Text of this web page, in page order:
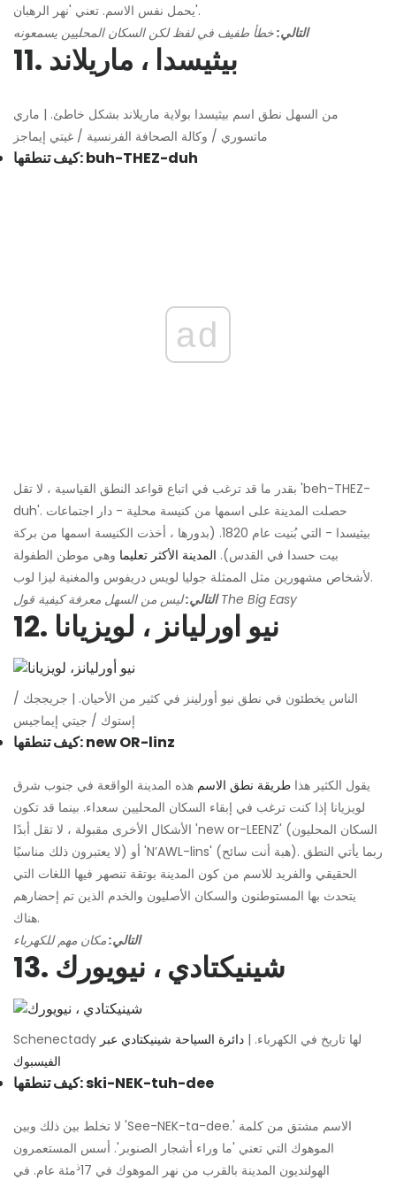
يحمل نفس الاسم. تعني 'نهر الرهبان'.
التالي:خطأ طفيف في لفظ لكن السكان المحليين يسمعونه
11. بيثيسدا ، ماريلاند
من السهل نطق اسم بيثيسدا بولاية ماريلاند بشكل خاطئ. | ماري
ماتسوري / وكالة الصحافة الفرنسية / غيتي إيماجز
كيف تنطقها: buh-THEZ-duh
ad
بقدر ما قد ترغب في اتباع قواعد النطق القياسية ، لا تقل 'beh-THEZ-
duh'. حصلت المدينة على اسمها من كنيسة محلية - دار اجتماعات
بيثيسدا - التي بُنيت عام 1820. (بدورها ، أخذت الكنيسة اسمها من بركة
بيت حسدا في القدس). المدينة الأكثر تعليما وهي موطن الطفولة
لأشخاص مشهورين مثل الممثلة جوليا لويس دريفوس والمغنية ليزا لوب.
التالي:ليس من السهل معرفة كيفية قول The Big Easy
12. نيو اورليانز ، لويزيانا
الناس يخطئون في نطق نيو أورلينز في كثير من الأحيان. | جريججك /
إستوك / جيتي إيماجيس
كيف تنطقها: new OR-linz
يقول الكثير هذا طريقة نطق الاسم هذه المدينة الواقعة في جنوب شرق
لويزيانا إذا كنت ترغب في إبقاء السكان المحليين سعداء. بينما قد تكون
الأشكال الأخرى مقبولة ، لا تقل أبدًا 'new or-LEENZ' (السكان المحليون
لا يعتبرون ذلك مناسبًا) أو 'N’AWL-lins' (هبة أنت سائح). ربما يأتي النطق
الحقيقي والفريد للاسم من كون المدينة بوتقة تنصهر فيها اللغات التي
يتحدث بها المستوطنون والسكان الأصليون والخدم الذين تم إحضارهم
هناك.
التالي:مكان مهم للكهرباء
13. شينيكتادي ، نيويورك
Schenectady لها تاريخ في الكهرباء. | دائرة السياحة شينيكتادي عبر
الفيسبوك
كيف تنطقها: ski-NEK-tuh-dee
لا تخلط بين ذلك وبين 'See-NEK-ta-dee.' الاسم مشتق من كلمة
الموهوك التي تعني 'ما وراء أشجار الصنوبر'. أسس المستعمرون
الهولنديون المدينة بالقرب من نهر الموهوك في 17
ذمئة عام. في